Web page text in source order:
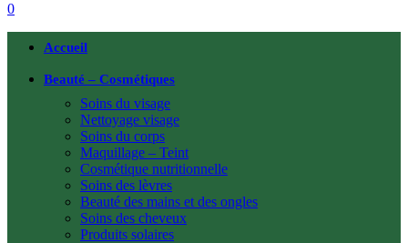
0
Accueil
Beauté – Cosmétiques
Soins du visage
Nettoyage visage
Soins du corps
Maquillage – Teint
Cosmétique nutritionnelle
Soins des lèvres
Beauté des mains et des ongles
Soins des cheveux
Produits solaires